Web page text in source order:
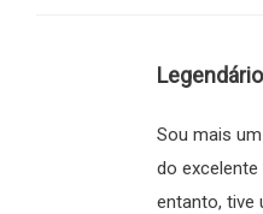
Legendário
Sou mais
do
entanto, tive